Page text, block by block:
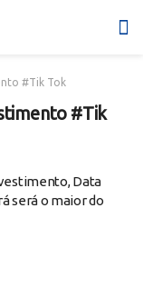
#Tik Tok
#Tik
Data
será o maior do